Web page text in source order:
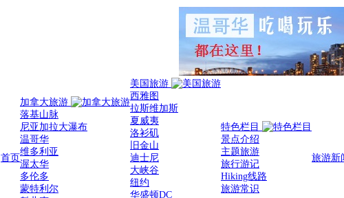
首页
加拿大旅游
落基山脉
尼亚加拉大瀑布
温哥华
维多利亚
渥太华
多伦多
蒙特利尔
美国旅游
西雅图
拉斯维加斯
夏威夷
洛衫矶
旧金山
迪士尼
大峡谷
纽约
华盛顿DC
特色栏目
景点介绍
主题旅游
旅行游记
Hiking线路
旅游常识
旅游新